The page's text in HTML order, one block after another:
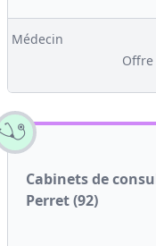
Médecin
Offre
Cabinets de
Perret (92)